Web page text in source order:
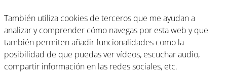
También utiliza cookies de terceros que me ayudan a
analizar y comprender cómo navegas por esta web y que
también permiten añadir funcionalidades como la
posibilidad de que puedas ver vídeos, escuchar audio,
compartir información en las redes sociales, etc.